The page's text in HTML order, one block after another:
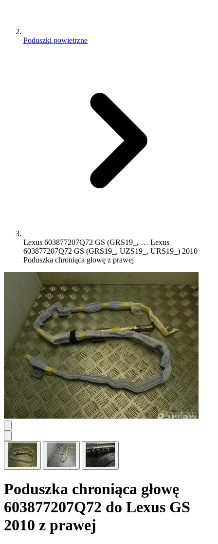
Poduszki powietrzne
Lexus 603877207Q72 GS (GRS19_, … Lexus
603877207Q72 GS (GRS19_, UZS19_, URS19_) 2010
Poduszka chroniąca głowę z prawej
Poduszka chroniąca głowę
603877207Q72 do Lexus GS
2010 z prawej